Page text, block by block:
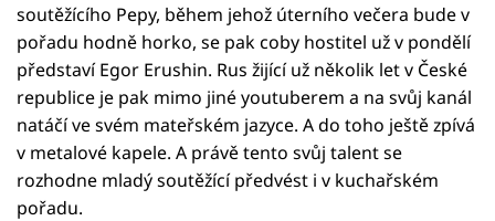
soutěžícího Pepy, během jehož úterního večera bude v
pořadu hodně horko, se pak coby hostitel už v pondělí
představí Egor Erushin. Rus žijící už několik let v České
republice je pak mimo jiné youtuberem a na svůj kanál
natáčí ve svém mateřském jazyce. A do toho ještě zpívá
v metalové kapele. A právě tento svůj talent se
rozhodne mladý soutěžící předvést i v kuchařském
pořadu.